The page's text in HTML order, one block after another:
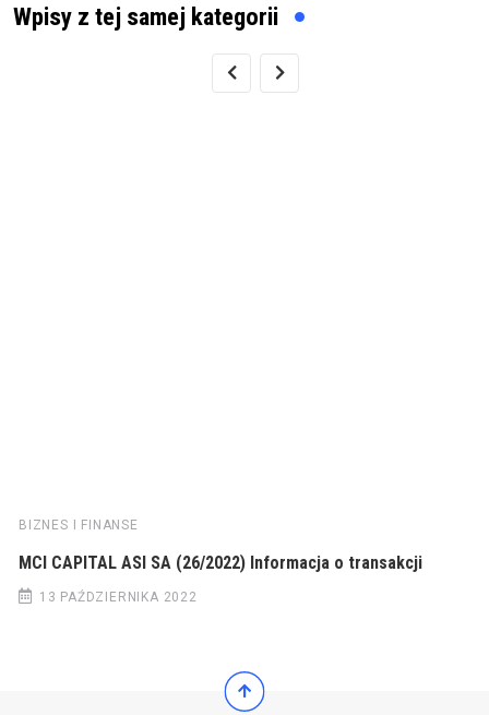
Wpisy z tej samej kategorii
BIZNES I FINANSE
MCI CAPITAL ASI SA (26/2022) Informacja o transakcji
13 PAŹDZIERNIKA 2022